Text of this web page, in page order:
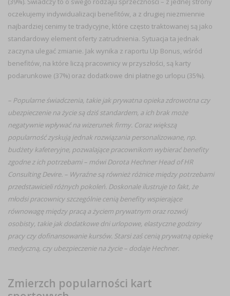
oczekujemy indywidualizacji benefitów, a z drugiej niezmiennie
najbardziej cenimy te tradycyjne, które często traktowanej są jako
standardowy element oferty zatrudnienia. Sytuacja ta jednak
zaczyna ulegać zmianie. Jak wynika z raportu Up Bonus, wśród
benefitów, na które liczą pracownicy w przyszłości, są karty
podarunkowe (37%) oraz dodatkowe dni płatnego urlopu (35%).
– Popularne świadczenia, takie jak prywatna opieka zdrowotna czy
ubezpieczenie na życie są dziś standardem, a ich brak może
negatywnie wpływać na wizerunek firmy. Coraz większą
popularność zyskują jednak rozwiązania personalizowane, np.
budżety kafeteryjne, pozwalające pracownikom wybierać benefity
zgodne z ich potrzebami – mówi Dorota Hechner Head of HR
Consulting Devire. – Wyraźne są również różnice między potrzebami
przedstawicieli różnych pokoleń. Doskonale ilustruje to fakt, że
młodsi pracownicy szczególnie cenią benefity wspierające
równowagę między pracą a życiem prywatnym oraz rozwój
osobisty, takie jak dodatkowe dni urlopowe, elastyczne godziny
pracy czy dofinansowanie kursów. Starsi zaś cenią prywatną opiekę
medyczną, czy ubezpieczenie na życie – dodaje Hechner.
Zmierzch popularności kart